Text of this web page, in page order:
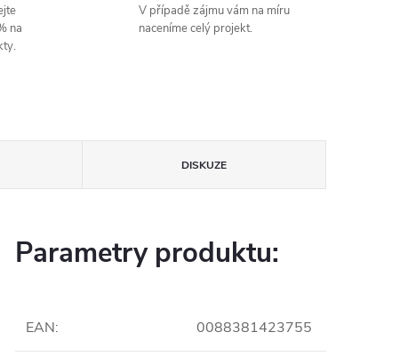
na
V případě zájmu vám na míru
naceníme celý projekt.
DISKUZE
Parametry produktu:
EAN: 0088381423755